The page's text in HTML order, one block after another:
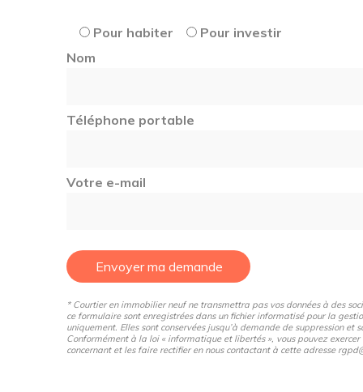
Pour habiter
Pour investir
Nom
Téléphone portable
Votre e-mail
Envoyer ma demande
* Courtier en immobilier neuf ne transmettra pas vos données à des
ce formulaire sont enregistrées dans un fichier informatisé pour la
uniquement. Elles sont conservées jusqu’à demande de suppression et
Conformément à la loi « informatique et libertés », vous pouvez exercer
concernant et les faire rectifier en nous contactant à cette adresse